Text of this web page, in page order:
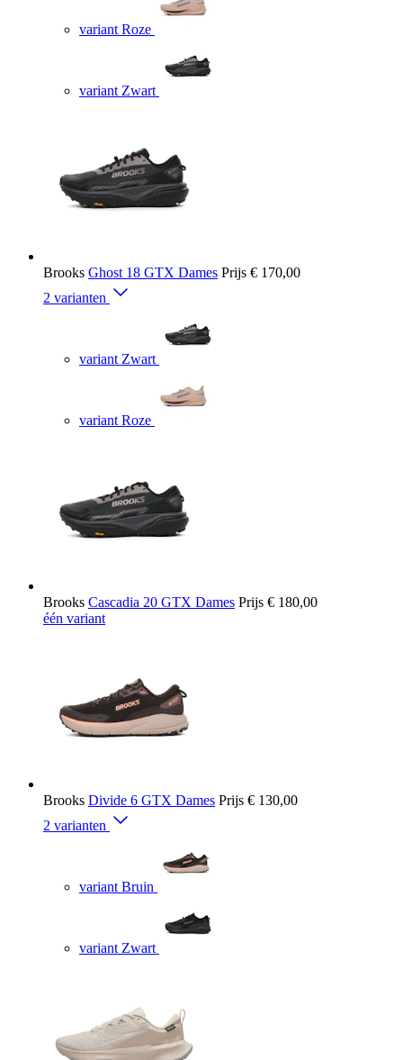
variant Roze
variant Zwart
Brooks Ghost 18 GTX Dames Prijs € 170,00
2 varianten
variant Zwart
variant Roze
Brooks Cascadia 20 GTX Dames Prijs € 180,00
één variant
Brooks Divide 6 GTX Dames Prijs € 130,00
2 varianten
variant Bruin
variant Zwart